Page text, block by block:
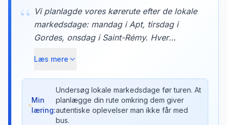
“ Vi planlagde vores kørerute efter de lokale
markedsdage: mandag i Apt, tirsdag i
Gordes, onsdag i Saint-Rémy. Hver
frisk brød, ost og vin, og havde picnic i
lavendelmarkerne. Markederne var
autentiske og lokale - ikke turistfælder. En
bil gav os friheden til denne unikke
oplevelse.
Læs mere
Min
læring:
Undersøg lokale markedsdage før turen. At
planlægge din rute omkring dem giver
autentiske oplevelser man ikke får med
bus.